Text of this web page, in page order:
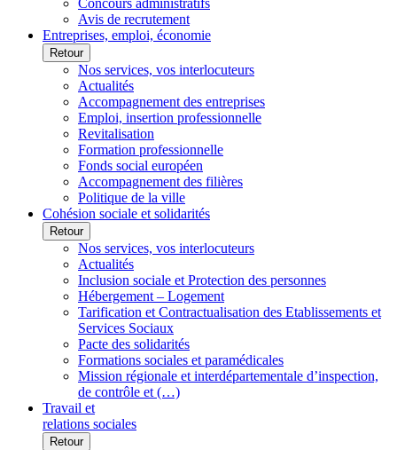
Concours administratifs
Avis de recrutement
Entreprises, emploi, économie
Retour
Nos services, vos interlocuteurs
Actualités
Accompagnement des entreprises
Emploi, insertion professionnelle
Revitalisation
Formation professionnelle
Fonds social européen
Accompagnement des filières
Politique de la ville
Cohésion sociale et solidarités
Retour
Nos services, vos interlocuteurs
Actualités
Inclusion sociale et Protection des personnes
Hébergement – Logement
Tarification et Contractualisation des Etablissements et
Services Sociaux
Pacte des solidarités
Formations sociales et paramédicales
Mission régionale et interdépartementale d’inspection,
de contrôle et (…)
Travail et
relations sociales
Retour